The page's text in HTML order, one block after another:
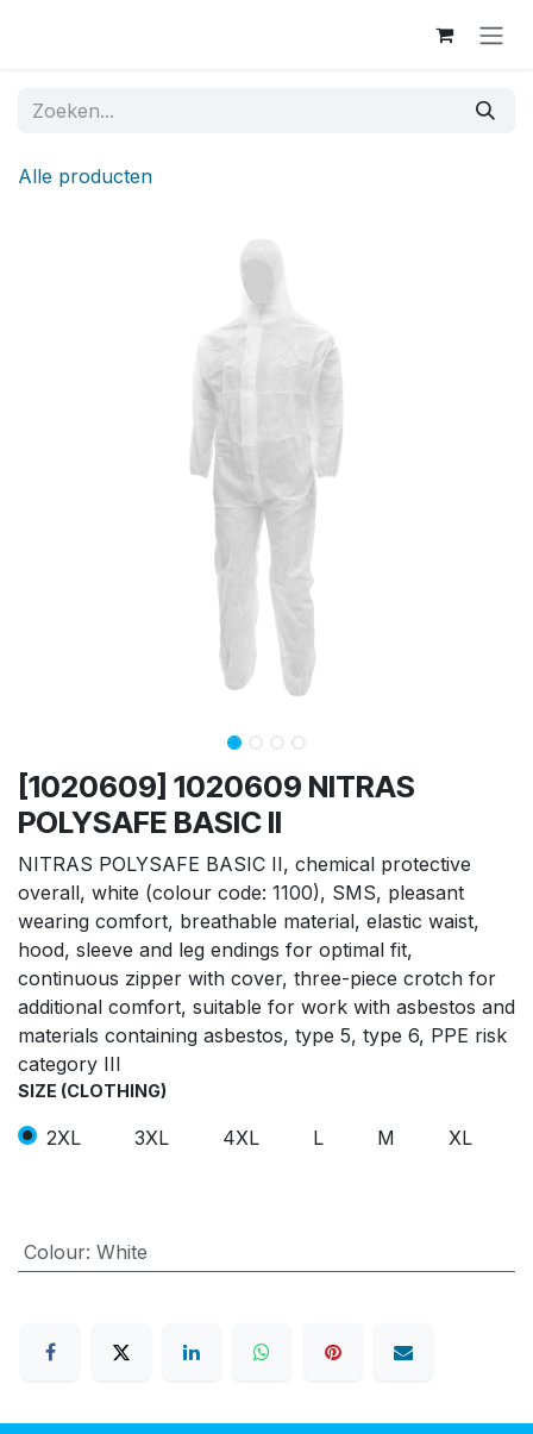
Alle producten
[1020609] 1020609 NITRAS
POLYSAFE BASIC II
NITRAS POLYSAFE BASIC II, chemical protective
overall, white (colour code: 1100), SMS, pleasant
wearing comfort, breathable material, elastic waist,
hood, sleeve and leg endings for optimal fit,
continuous zipper with cover, three-piece crotch for
additional comfort, suitable for work with asbestos and
materials containing asbestos, type 5, type 6, PPE risk
category III
SIZE (CLOTHING)
2XL 3XL 4XL L M XL
Colour: White